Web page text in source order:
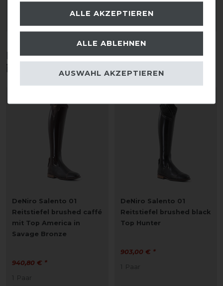
Diese Produkte könnten dich auch
interessieren
DeNiro Salento 01
Reitstiefel brushed caffé
mit Top America in
Savage Bronze
940,80 € *
1 Paar
DeNiro Salento 01
Reitstiefel brushed black
Top Hunter
903,00 € *
1 Paar
ALLE AKZEPTIEREN
ALLE ABLEHNEN
AUSWAHL AKZEPTIEREN